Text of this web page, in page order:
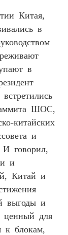
Китая,
в
в
ШОС,
китайских
и
говорил,
и
Китай и
выгоды и
ценный для
к блокам,